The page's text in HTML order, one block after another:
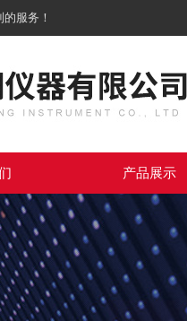
服务！
产品展示